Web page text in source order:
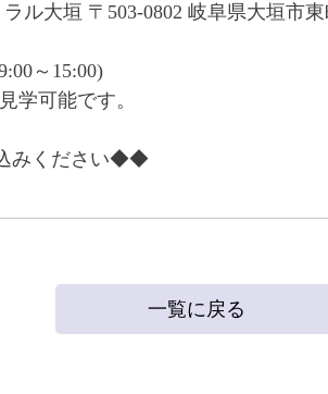
ル大垣 〒503-0802 岐阜県大垣市東
～15:00)
学可能です。
みください◆◆
一覧に戻る